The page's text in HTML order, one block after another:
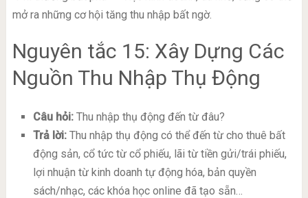
mở ra những cơ hội tăng thu nhập bất ngờ.
Nguyên tắc 15: Xây Dựng Các
Nguồn Thu Nhập Thụ Động
Câu hỏi:Thu nhập thụ động đến từ đâu?
Trả lời:Thu nhập thụ động có thể đến từ cho thuê bất
động sản, cổ tức từ cổ phiếu, lãi từ tiền gửi/trái phiếu,
lợi nhuận từ kinh doanh tự động hóa, bản quyền
sách/nhạc, các khóa học online đã tạo sẵn…